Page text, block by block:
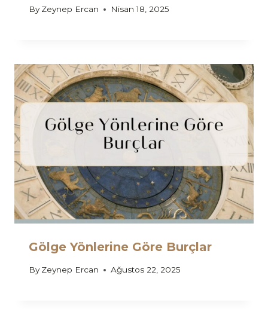
By Zeynep Ercan Nisan 18, 2025
Gölge Yönlerine Göre Burçlar
By Zeynep Ercan Ağustos 22, 2025